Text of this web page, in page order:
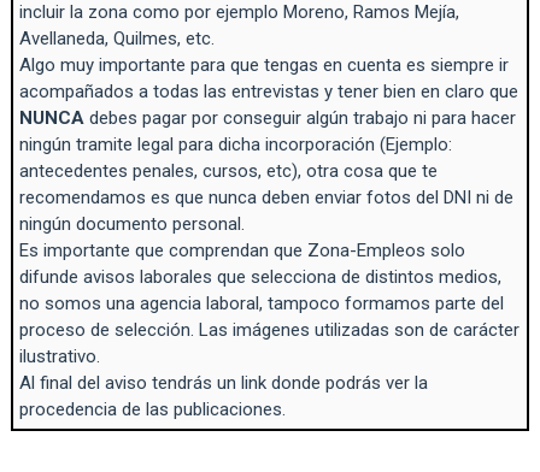
incluir la zona como por ejemplo Moreno, Ramos Mejía,
Avellaneda, Quilmes, etc.
Algo muy importante para que tengas en cuenta es siempre ir
acompañados a todas las entrevistas y tener bien en claro que
NUNCA debes pagar por conseguir algún trabajo ni para hacer
ningún tramite legal para dicha incorporación (Ejemplo:
antecedentes penales, cursos, etc), otra cosa que te
recomendamos es que nunca deben enviar fotos del DNI ni de
ningún documento personal.
Es importante que comprendan que Zona-Empleos solo
difunde avisos laborales que selecciona de distintos medios,
no somos una agencia laboral, tampoco formamos parte del
proceso de selección. Las imágenes utilizadas son de carácter
ilustrativo.
Al final del aviso tendrás un link donde podrás ver la
procedencia de las publicaciones.